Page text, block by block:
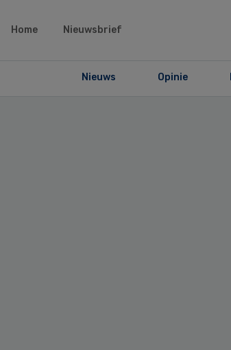
Home Nieuwsbrief
Nieuws Opinie